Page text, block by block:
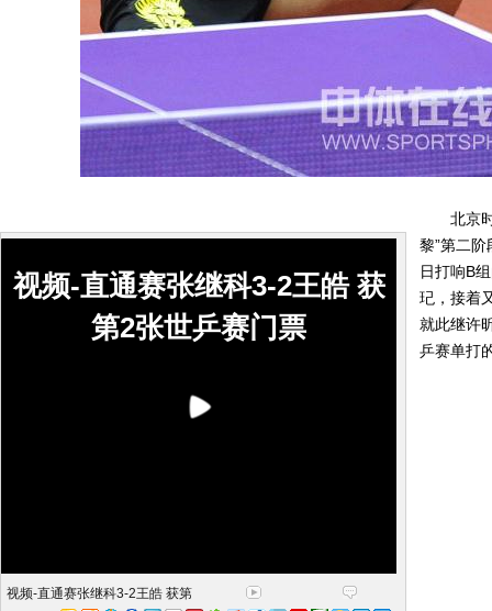
视频-直通赛张继科3-2王皓 获
第2张世乒赛门票
视频-直通赛张继科3-2王皓 获第
北京时
黎”第二
日打响B
玘，接着
就此继许
乒赛单打